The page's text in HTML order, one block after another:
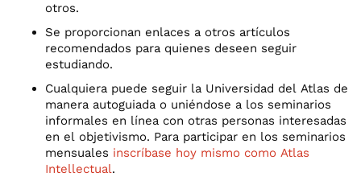
otros.
Se proporcionan enlaces a otros artículos
recomendados para quienes deseen seguir
estudiando.
Cualquiera puede seguir la Universidad del Atlas de
manera autoguiada o uniéndose a los seminarios
informales en línea con otras personas interesadas
en el objetivismo. Para participar en los seminarios
mensuales inscríbase hoy mismo como Atlas
Intellectual.